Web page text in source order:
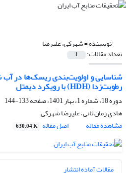
نویسنده =شهرکی، علیرضا
تعداد مقالات: 1
شناسایی و اولویت‌بندی ریسک‌ها در
رطوبت‌زدا (HDH) با رویکرد دیمتل
دوره 18، شماره 1، بهار 1401، صفحه
133-144
هادی زمان ثانی، علیرضا شهرکی
مشاهده مقاله
اصل مقاله 630.04 K
مقالات آماده انتشار